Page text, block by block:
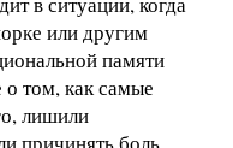
или другим
памяти
о том, как самые
лишили
причинять боль